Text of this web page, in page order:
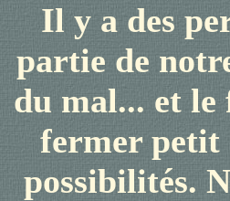
Il y a des
partie de
du mal... et
fermer petit
possibilités.